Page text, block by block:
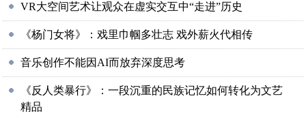
VR大空间艺术让观众在虚实交互中“走进”历史
《杨门女将》：戏里巾帼多壮志 戏外薪火代相传
音乐创作不能因AI而放弃深度思考
《反人类暴行》：一段沉重的民族记忆如何转化为文艺
精品